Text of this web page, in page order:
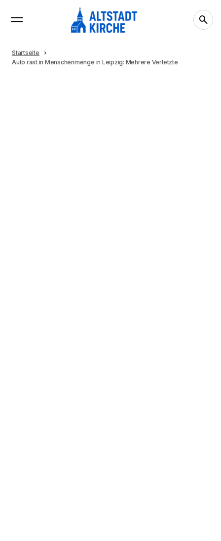
Startseite
Auto rast in Menschenmenge in Leipzig: Mehrere Verletzte